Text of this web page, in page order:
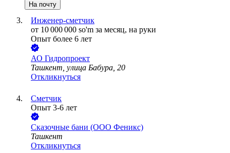
На почту
Инженер-сметчик
от 10 000 000 so'm за месяц, на руки
Опыт более 6 лет
АО Гидропроект
Ташкент, улица Бабура, 20
Откликнуться
Сметчик
Опыт 3-6 лет
Сказочные бани (ООО Феникс)
Ташкент
Откликнуться